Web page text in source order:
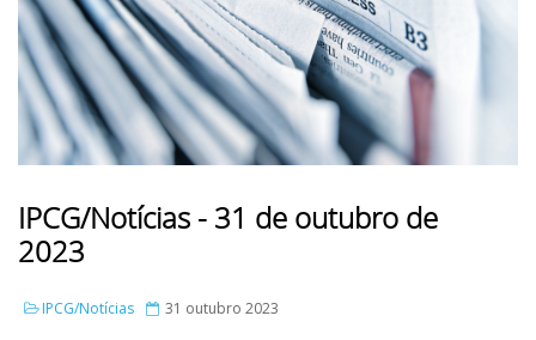
IPCG/Notícias - 31 de outubro de
2023
IPCG/Notícias 31 outubro 2023